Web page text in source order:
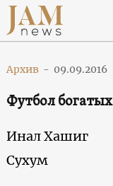
Архив - 09.09.2016
Футбол богатых
Инал Хашиг
Сухум